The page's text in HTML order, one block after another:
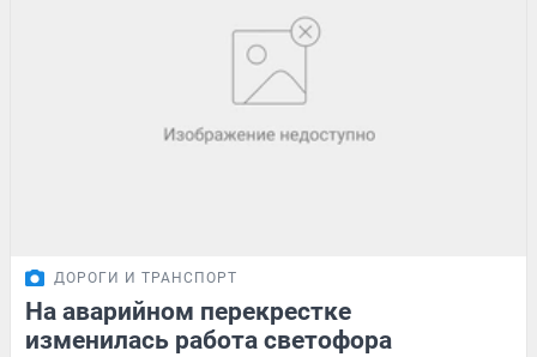
ДОРОГИ И ТРАНСПОРТ
На аварийном перекрестке
изменилась работа светофора